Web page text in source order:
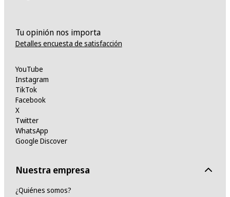
Tu opinión nos importa
Detalles encuesta de satisfacción
YouTube
Instagram
TikTok
Facebook
X
Twitter
WhatsApp
Google Discover
Nuestra empresa
¿Quiénes somos?